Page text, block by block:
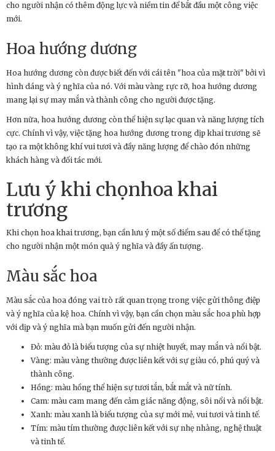
cho người nhận có thêm động lực và niềm tin để bắt đầu một công việc
mới.
Hoa hướng dương
Hoa hướng dương còn được biết đến với cái tên "hoa của mặt trời" bởi vì
hình dáng và ý nghĩa của nó. Với màu vàng rực rỡ, hoa hướng dương
mang lại sự may mắn và thành công cho người được tặng.
Hơn nữa, hoa hướng dương còn thể hiện sự lạc quan và năng lượng tích
cực. Chính vì vậy, việc tặng hoa hướng dương trong dịp khai trương sẽ
tạo ra một không khí vui tươi và đầy năng lượng để chào đón những
khách hàng và đối tác mới.
Lưu ý khi chọnhoa khai
trương
Khi chọn hoa khai trương, bạn cần lưu ý một số điểm sau để có thể tặng
cho người nhận một món quà ý nghĩa và đầy ấn tượng.
Màu sắc hoa
Màu sắc của hoa đóng vai trò rất quan trọng trong việc gửi thông điệp
và ý nghĩa của kệ hoa. Chính vì vậy, bạn cần chọn màu sắc hoa phù hợp
với dịp và ý nghĩa mà bạn muốn gửi đến người nhận.
Đỏ: màu đỏ là biểu tượng của sự nhiệt huyết, may mắn và nổi bật.
Vàng: màu vàng thường được liên kết với sự giàu có, phú quý và
thành công.
Hồng: màu hồng thể hiện sự tươi tắn, bắt mắt và nữ tính.
Cam: màu cam mang đến cảm giác năng động, sôi nổi và nổi bật.
Xanh: màu xanh là biểu tượng của sự mới mẻ, vui tươi và tinh tế.
Tím: màu tím thường được liên kết với sự nhẹ nhàng, nghệ thuật
và tinh tế.